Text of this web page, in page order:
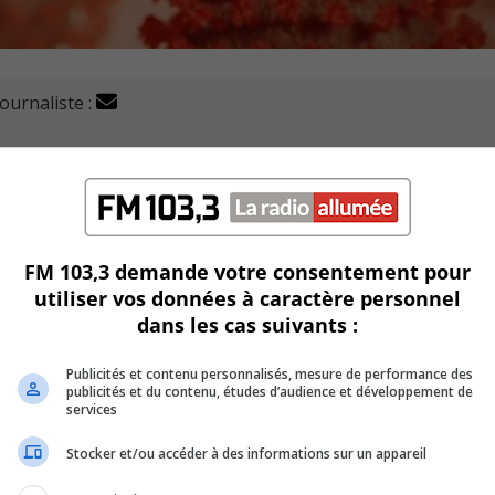
:
des cas à la hausse de COVID-19.
2 318 cas sur l’ensemble du territoire.
au 17 mars.
citoyens qui ont accès aux centres de dépistages et
Roussillon qui à lui seul en traite 468.
FM 103,3 demande votre consentement pour
utiliser vos données à caractère personnel
dans les cas suivants :
Publicités et contenu personnalisés, mesure de performance des
publicités et du contenu, études d’audience et développement de
services
Stocker et/ou accéder à des informations sur un appareil